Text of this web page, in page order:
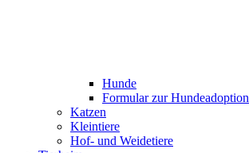
Hunde
Formular zur Hundeadoption
Katzen
Kleintiere
Hof- und Weidetiere